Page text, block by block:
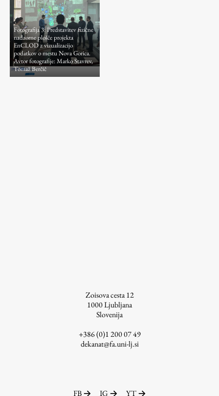
Fotografija 3: Predstavitev fizične
nadzorne plošče projekta
EnCLOD z vizualizacijo
podatkov o mestu Nova Gorica.
Avtor fotografije: Marko Stavrev,
Tomaž Berčič
Zoisova cesta 12
1000Ljubljana
Slovenija
+386 (0)1 200 07 49
dekanat@fa.uni-lj.si
FB IG YT